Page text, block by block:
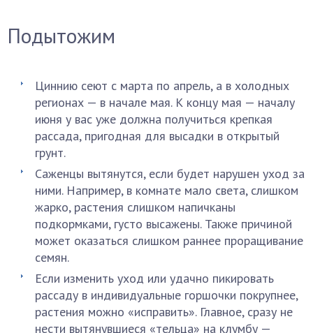
Подытожим
Циннию сеют с марта по апрель, а в холодных
регионах — в начале мая. К концу мая — началу
июня у вас уже должна получиться крепкая
рассада, пригодная для высадки в открытый
грунт.
Саженцы вытянутся, если будет нарушен уход за
ними. Например, в комнате мало света, слишком
жарко, растения слишком напичканы
подкормками, густо высажены. Также причиной
может оказаться слишком раннее проращивание
семян.
Если изменить уход или удачно пикировать
рассаду в индивидуальные горшочки покрупнее,
растения можно «исправить». Главное, сразу не
нести вытянувшиеся «тельца» на клумбу —